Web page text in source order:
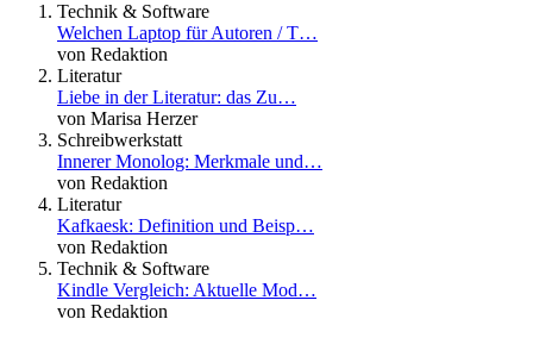
Technik & Software
Welchen Laptop für Autoren / T…
von Redaktion
Literatur
Liebe in der Literatur: das Zu…
von Marisa Herzer
Schreibwerkstatt
Innerer Monolog: Merkmale und…
von Redaktion
Literatur
Kafkaesk: Definition und Beisp…
von Redaktion
Technik & Software
Kindle Vergleich: Aktuelle Mod…
von Redaktion